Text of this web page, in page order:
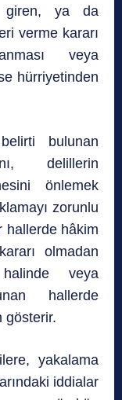
giren, ya da
verme kararı
veya
hürriyetinden
bulunan
delillerin
önlemek
zorunlu
hallerde hâkim
olmadan
veya
hallerde
gösterir.
yakalama
iddialar